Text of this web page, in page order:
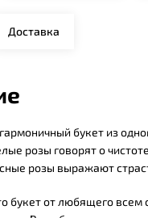
Доставка
букет из
розы говорят о
розы выражают
букет от любящего всем